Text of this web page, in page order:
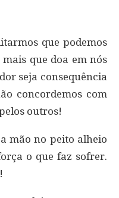
que podemos
que doa em nós
seja consequência
concordemos com
outros!
mão no peito alheio
o que faz sofrer.